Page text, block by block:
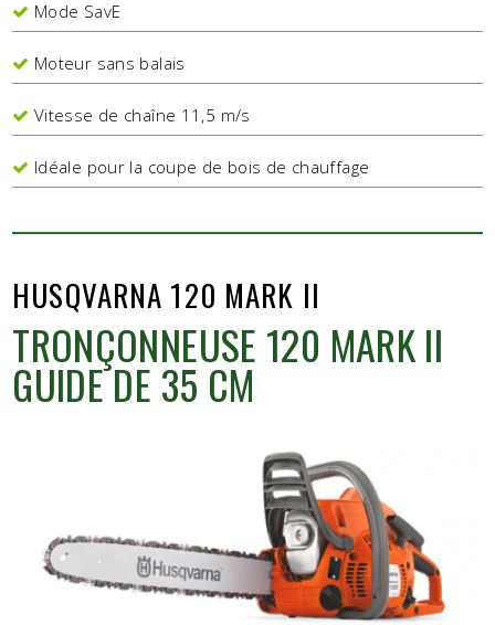
Mode SavE
Moteur sans balais
Vitesse de chaîne 11,5 m/s
Idéale pour la coupe de bois de chauffage
HUSQVARNA 120 MARK II
TRONÇONNEUSE 120 MARK II
GUIDE DE 35 CM